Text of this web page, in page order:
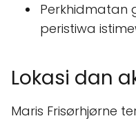
Perkhidmatan
peristiwa
Lokasi dan
Maris Frisørhjørne